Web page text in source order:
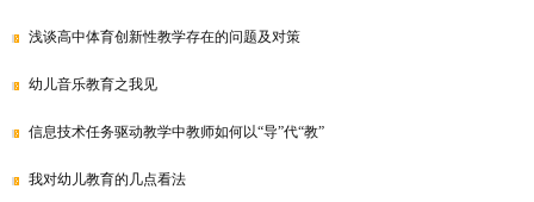
浅谈高中体育创新性教学存在的问题及对策
幼儿音乐教育之我见
信息技术任务驱动教学中教师如何以“导”代“教”
我对幼儿教育的几点看法